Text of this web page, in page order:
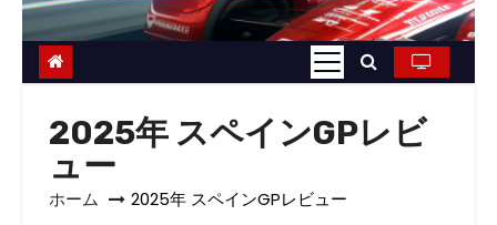
2025年 スペインGPレビ
ュー
ホーム 2025年 スペインGPレビュー